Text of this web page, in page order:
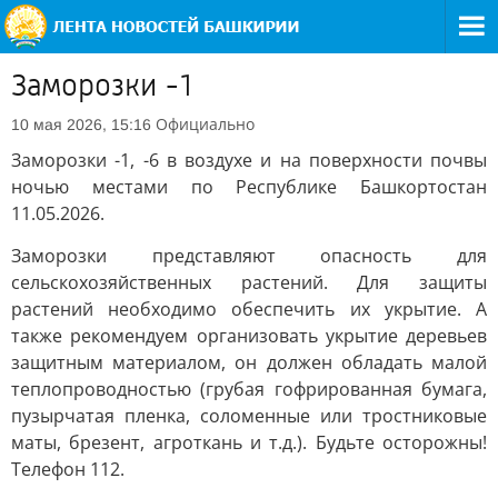
Заморозки -1
10 мая 2026, 15:16 Официально
Заморозки -1, -6 в воздухе и на поверхности почвы
ночью местами по Республике Башкортостан
11.05.2026.
Заморозки представляют опасность для
сельскохозяйственных растений. Для защиты
растений необходимо обеспечить их укрытие. А
также рекомендуем организовать укрытие деревьев
защитным материалом, он должен обладать малой
теплопроводностью (грубая гофрированная бумага,
пузырчатая пленка, соломенные или тростниковые
маты, брезент, агроткань и т.д.). Будьте осторожны!
Телефон 112.